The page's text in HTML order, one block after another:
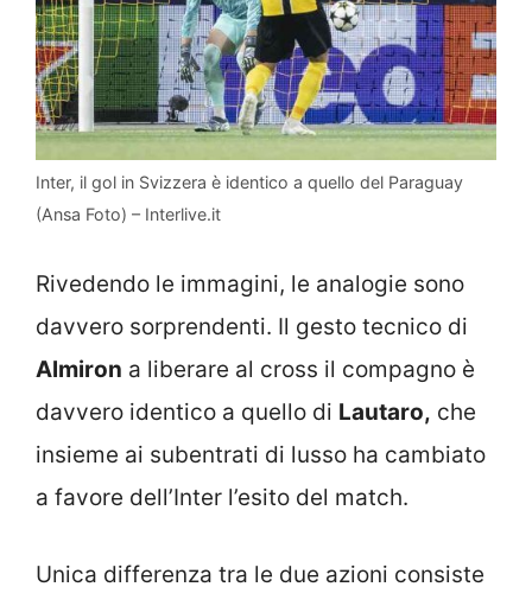
Inter, il gol in Svizzera è identico a quello del Paraguay
(Ansa Foto) – Interlive.it
Rivedendo le immagini, le analogie sono
davvero sorprendenti. Il gesto tecnico di
Almiron a liberare al cross il compagno è
davvero identico a quello di Lautaro, che
insieme ai subentrati di lusso ha cambiato
a favore dell’Inter l’esito del match.
Unica differenza tra le due azioni consiste